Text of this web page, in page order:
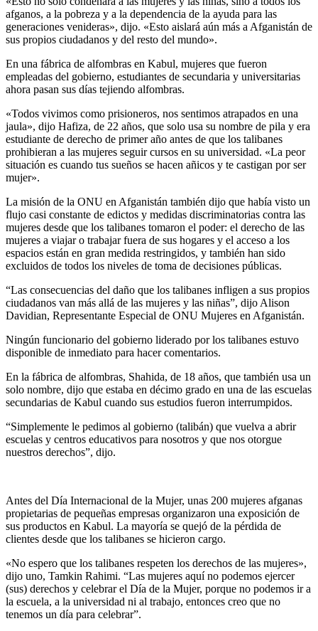
afganos, a la pobreza y a la dependencia de la ayuda para las
generaciones venideras», dijo. «Esto aislará aún más a Afganistán de
sus propios ciudadanos y del resto del mundo».
En una fábrica de alfombras en Kabul, mujeres que fueron
empleadas del gobierno, estudiantes de secundaria y universitarias
ahora pasan sus días tejiendo alfombras.
«Todos vivimos como prisioneros, nos sentimos atrapados en una
jaula», dijo Hafiza, de 22 años, que solo usa su nombre de pila y era
estudiante de derecho de primer año antes de que los talibanes
prohibieran a las mujeres seguir cursos en su universidad. «La peor
situación es cuando tus sueños se hacen añicos y te castigan por ser
mujer».
La misión de la ONU en Afganistán también dijo que había visto un
flujo casi constante de edictos y medidas discriminatorias contra las
mujeres desde que los talibanes tomaron el poder: el derecho de las
mujeres a viajar o trabajar fuera de sus hogares y el acceso a los
espacios están en gran medida restringidos, y también han sido
excluidos de todos los niveles de toma de decisiones públicas.
“Las consecuencias del daño que los talibanes infligen a sus propios
ciudadanos van más allá de las mujeres y las niñas”, dijo Alison
Davidian, Representante Especial de ONU Mujeres en Afganistán.
Ningún funcionario del gobierno liderado por los talibanes estuvo
disponible de inmediato para hacer comentarios.
En la fábrica de alfombras, Shahida, de 18 años, que también usa un
solo nombre, dijo que estaba en décimo grado en una de las escuelas
secundarias de Kabul cuando sus estudios fueron interrumpidos.
“Simplemente le pedimos al gobierno (talibán) que vuelva a abrir
escuelas y centros educativos para nosotros y que nos otorgue
nuestros derechos”, dijo.
Antes del Día Internacional de la Mujer, unas 200 mujeres afganas
propietarias de pequeñas empresas organizaron una exposición de
sus productos en Kabul. La mayoría se quejó de la pérdida de
clientes desde que los talibanes se hicieron cargo.
«No espero que los talibanes respeten los derechos de las mujeres»,
dijo uno, Tamkin Rahimi. “Las mujeres aquí no podemos ejercer
(sus) derechos y celebrar el Día de la Mujer, porque no podemos ir a
la escuela, a la universidad ni al trabajo, entonces creo que no
tenemos un día para celebrar”.